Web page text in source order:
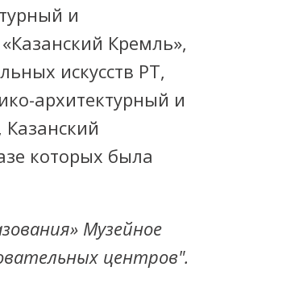
и
Кремль»,
искусств РТ,
архитектурный и
которых была
Музейное
центров".